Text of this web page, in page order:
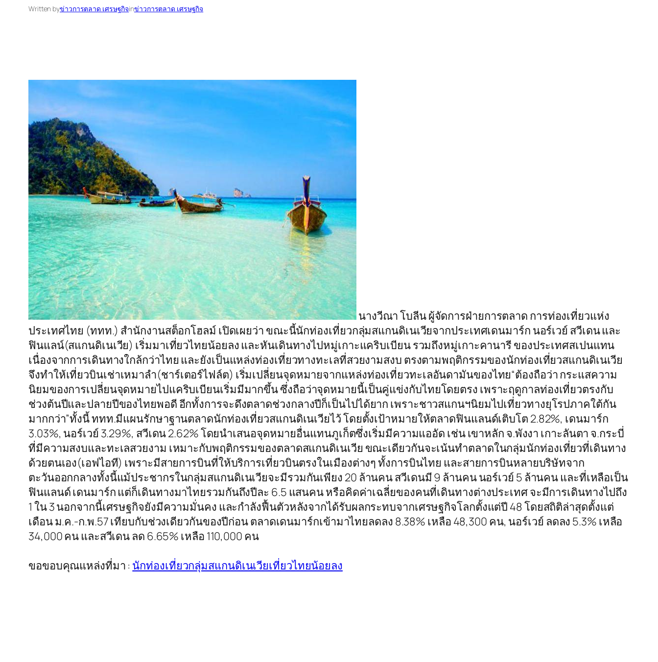
Written byข่าวการตลาด เศรษฐกิจinข่าวการตลาด เศรษฐกิจ
นางวีณา โบลีน ผู้จัดการฝ่ายการตลาด การท่องเที่ยวแห่ง
ประเทศไทย (ททท.) สำนักงานสต็อกโฮลม์ เปิดเผยว่า ขณะนี้นักท่องเที่ยวกลุ่มสแกนดิเนเวียจากประเทศเดนมาร์ก นอร์เวย์ สวีเดน และ
ฟินแลน์(สแกนดิเนเวีย) เริ่มมาเที่ยวไทยน้อยลง และหันเดินทางไปหมู่เกาะแคริบเบียน รวมถึงหมู่เกาะคานารี ของประเทศสเปนแทน
เนื่องจากการเดินทางใกล้กว่าไทย และยังเป็นแหล่งท่องเที่ยวทางทะเลที่สวยงามสงบ ตรงตามพฤติกรรมของนักท่องเที่ยวสแกนดิเนเวีย
จึงทำให้เที่ยวบินเช่าเหมาลำ(ชาร์เตอร์ไฟล์ต) เริ่มเปลี่ยนจุดหมายจากแหล่งท่องเที่ยวทะเลอันดามันของไทย“ต้องถือว่า กระแสความ
นิยมของการเปลี่ยนจุดหมายไปแคริบเบียนเริ่มมีมากขึ้น ซึ่งถือว่าจุดหมายนี้เป็นคู่แข่งกับไทยโดยตรง เพราะฤดูกาลท่องเที่ยวตรงกับ
ช่วงต้นปีและปลายปีของไทยพอดี อีกทั้งการจะดึงตลาดช่วงกลางปีก็เป็นไปได้ยาก เพราะชาวสแกนฯนิยมไปเที่ยวทางยุโรปภาคใต้กัน
มากกว่า”ทั้งนี้ ททท.มีแผนรักษาฐานตลาดนักท่องเที่ยวสแกนดิเนเวียไว้ โดยตั้งเป้าหมายให้ตลาดฟินแลนด์เติบโต 2.82%, เดนมาร์ก
3.03%, นอร์เวย์ 3.29%, สวีเดน 2.62% โดยนำเสนอจุดหมายอื่นแทนภูเก็ตซึ่งเริ่มมีความแออัด เช่น เขาหลัก จ.พังงา เกาะลันตา จ.กระบี่
ที่มีความสงบและทะเลสวยงาม เหมาะกับพฤติกรรมของตลาดสแกนดิเนเวีย ขณะเดียวกันจะเน้นทำตลาดในกลุ่มนักท่องเที่ยวที่เดินทาง
ด้วยตนเอง(เอฟไอที) เพราะมีสายการบินที่ให้บริการเที่ยวบินตรงในเมืองต่างๆ ทั้งการบินไทย และสายการบินหลายบริษัทจาก
ตะวันออกกลางทั้งนี้แม้ประชากรในกลุ่มสแกนดิเนเวียจะมีรวมกันเพียง 20 ล้านคน สวีเดนมี 9 ล้านคน นอร์เวย์ 5 ล้านคน และที่เหลือเป็น
ฟินแลนด์ เดนมาร์ก แต่ก็เดินทางมาไทยรวมกันถึงปีละ 6.5 แสนคน หรือคิดค่าเฉลี่ยของคนที่เดินทางต่างประเทศ จะมีการเดินทางไปถึง
1 ใน 3 นอกจากนี้เศรษฐกิจยังมีความมั่นคง และกำลังฟื้นตัวหลังจากได้รับผลกระทบจากเศรษฐกิจโลกตั้งแต่ปี 48 โดยสถิติล่าสุดตั้งแต่
เดือน ม.ค.-ก.พ.57 เทียบกับช่วงเดียวกันของปีก่อน ตลาดเดนมาร์กเข้ามาไทยลดลง 8.38% เหลือ 48,300 คน, นอร์เวย์ ลดลง 5.3% เหลือ
34,000 คน และสวีเดน ลด 6.65% เหลือ 110,000 คน
ขอขอบคุณแหล่งที่มา : นักท่องเที่ยวกลุ่มสแกนดิเนเวียเที่ยวไทยน้อยลง